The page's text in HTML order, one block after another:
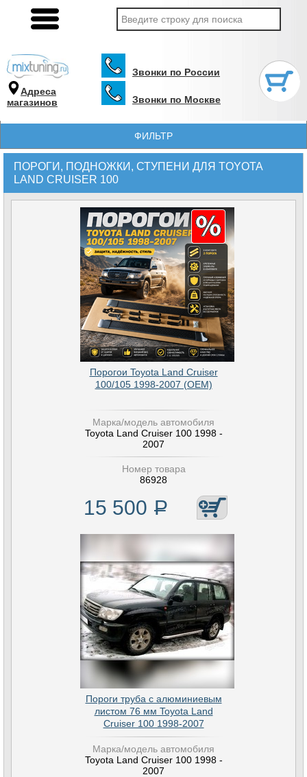
Адреса
магазинов
Звонки по России
Звонки по Москве
ФИЛЬТР
ПОРОГИ, ПОДНОЖКИ, СТУПЕНИ ДЛЯ TOYOTA
LAND CRUISER 100
Порогои Toyota Land Cruiser
100/105 1998-2007 (OEM)
Марка/модель автомобиля
Toyota Land Cruiser 100 1998 -
2007
Номер товара
86928
15 500 Р
Пороги труба с алюминиевым
листом 76 мм Toyota Land
Cruiser 100 1998-2007
Марка/модель автомобиля
Toyota Land Cruiser 100 1998 -
2007